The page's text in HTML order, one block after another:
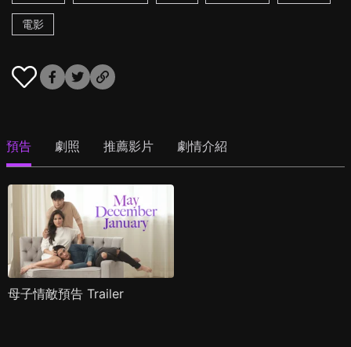
電影
預告 劇照 推薦影片 劇情介紹
母子情敵預告 Trailer